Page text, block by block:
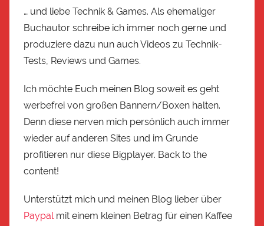
… und liebe Technik & Games. Als ehemaliger
Buchautor schreibe ich immer noch gerne und
produziere dazu nun auch Videos zu Technik-
Tests, Reviews und Games.
Ich möchte Euch meinen Blog soweit es geht
werbefrei von großen Bannern/Boxen halten.
Denn diese nerven mich persönlich auch immer
wieder auf anderen Sites und im Grunde
profitieren nur diese Bigplayer. Back to the
content!
Unterstützt mich und meinen Blog lieber über
Paypalmit einem kleinen Betrag für einen Kaffee